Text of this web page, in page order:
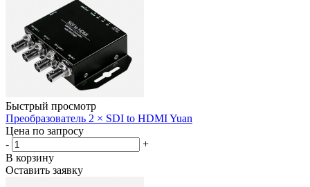
Быстрый просмотр
Преобразователь 2 × SDI to HDMI Yuan
Цена по запросу
-
+
В корзину
Оставить заявку